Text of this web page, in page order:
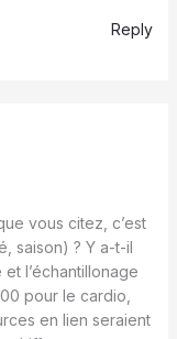
Reply
vous citez, c’est
saison) ? Y a-t-il
l’échantillonage
pour le cardio,
en lien seraient